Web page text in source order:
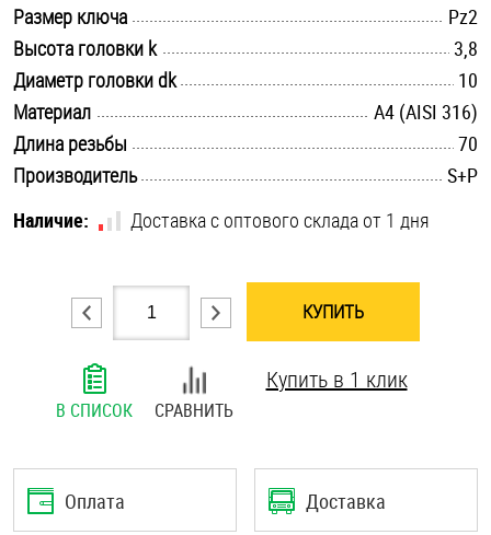
Шайбы
Шпильки
Шплинты
Штифты и пальцы
Размер ключа
Pz2
Высота головки k
3,8
Диаметр головки dk
10
Материал
A4 (AISI 316)
Длина резьбы
70
Производитель
S+P
Наличие:
Доставка с оптового склада от 1 дня
КУПИТЬ
В СПИСОК СРАВНИТЬ
Купить в 1 клик
Оплата Доставка